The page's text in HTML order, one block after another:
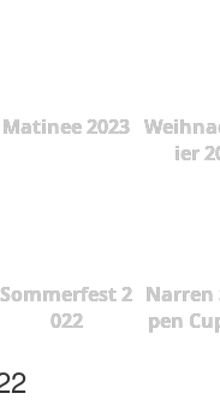
Matinee 2023
ier
Sommerfest 2
022
Narren
pen